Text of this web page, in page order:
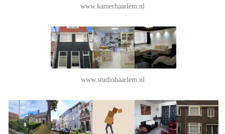
www.kamerhaarlem.nl
www.studiohaarlem.nl